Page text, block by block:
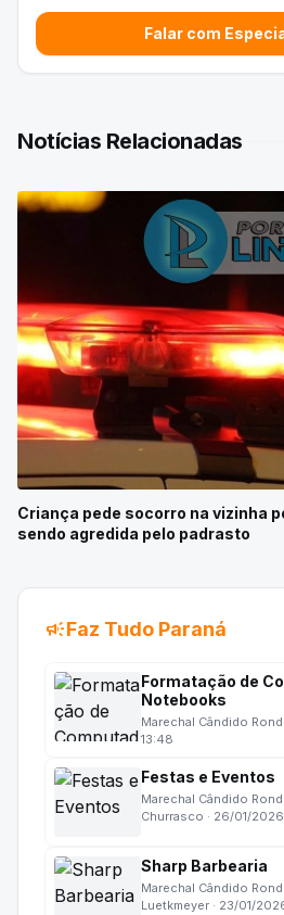
Falar com
Notícias Relacionadas
Criança pede socorro na vizinha
sendo agredida pelo padrasto
campaignFaz Tudo Paraná
Formatação de
Notebooks
Marechal Cândido
13:48
Festas e Eventos
Marechal Cândido
Churrasco · 26/01/2026
Sharp Barbearia
Marechal Cândido
Luetkmeyer · 23/01/